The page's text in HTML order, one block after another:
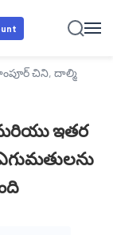
చిని, దాల్మియా భారత్
ఇతర